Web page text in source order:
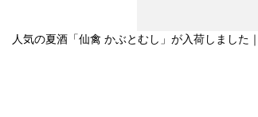
人気の夏酒「仙禽 かぶとむし」が入荷しました